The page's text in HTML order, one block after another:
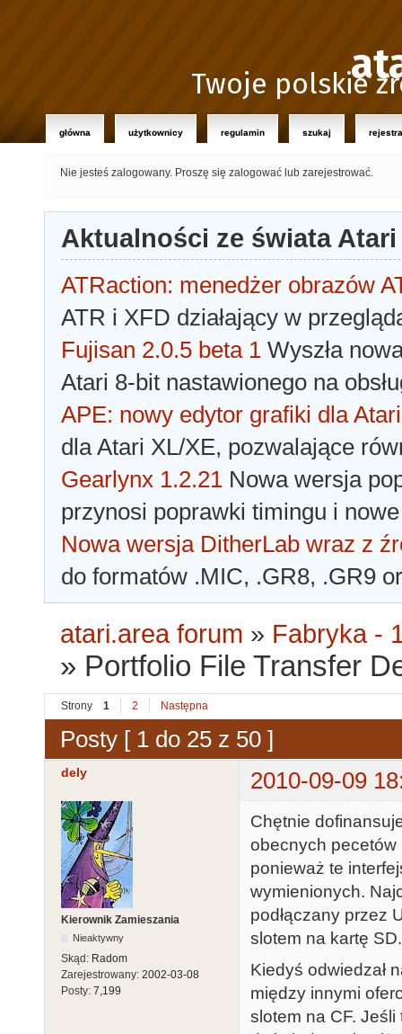
Twoje polskie
główna użytkownicy regulamin szukaj
Nie jesteś zalogowany. Proszę się zalogować lub zarejestrować.
Aktualności ze świata Atari
ATRaction: menedżer obrazów
ATR i XFD działający w
Fujisan 2.0.5 beta 1 Wyszła
Atari 8-bit nastawionego na
APE: nowy edytor grafiki dla Atari
dla Atari XL/XE, pozwalające
Gearlynx 1.2.21 Nowa wersja
przynosi poprawki timingu i
Nowa wersja DitherLab wraz z
do formatów .MIC, .GR8, .GR9
atari.area forum » Fabryka -
» Portfolio File Transfer
Strony 1 2 Następna
Posty [ 1 do 25 z 50 ]
dely 2010-09-09
Kierownik Zamieszania
Nieaktywny
Skąd: Radom
Zarejestrowany: 2002-03-08
Posty: 7,199
Chętnie
obecnych pecetów
ponieważ te
wymienionych.
podłączany przez
slotem na kartę SD.
Kiedyś odwiedzał
między innymi
slotem na CF. Jeśli